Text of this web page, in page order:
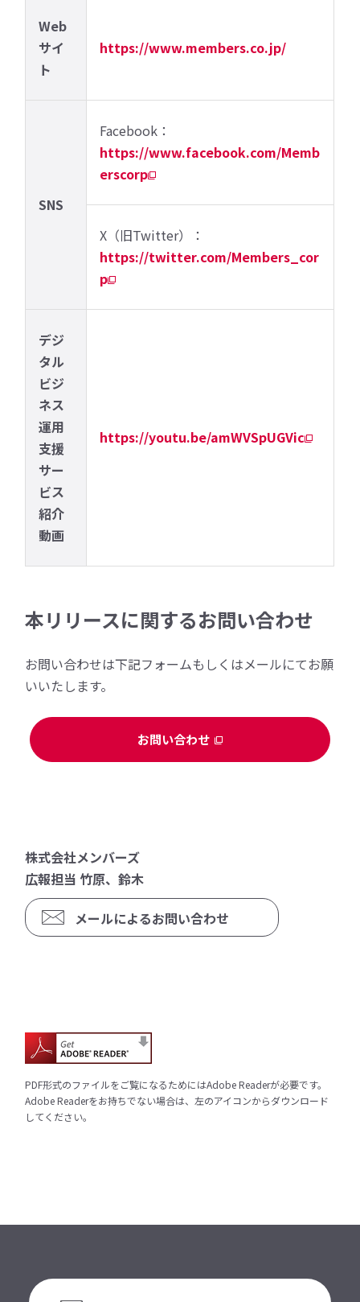
Web
サイ
ト
https://www.members.co.jp/
SNS
Facebook：
https://www.facebook.com/Memb
erscorp
X（旧Twitter）：
https://twitter.com/Members_cor
p
デジ
タル
ビジ
ネス
運用
支援
サー
ビス
紹介
動画
https://youtu.be/amWVSpUGVic
本リリースに関するお問い合わせ
お問い合わせは下記フォームもしくはメールにてお願
いいたします。
お問い合わせ
株式会社メンバーズ
広報担当 竹原、鈴木
メールによるお問い合わせ
PDF形式のファイルをご覧になるためにはAdobe Readerが必要です。
Adobe Readerをお持ちでない場合は、左のアイコンからダウンロード
してください。